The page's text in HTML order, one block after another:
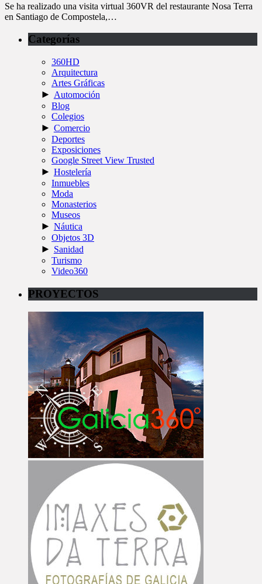
Se ha realizado una visita virtual 360VR del restaurante Nosa Terra
en Santiago de Compostela,…
Categorías
360HD
Arquitectura
Artes Gráficas
► Automoción
Blog
Colegios
► Comercio
Deportes
Exposiciones
Google Street View Trusted
► Hostelería
Inmuebles
Moda
Monasterios
Museos
► Náutica
Objetos 3D
► Sanidad
Turismo
Video360
PROYECTOS